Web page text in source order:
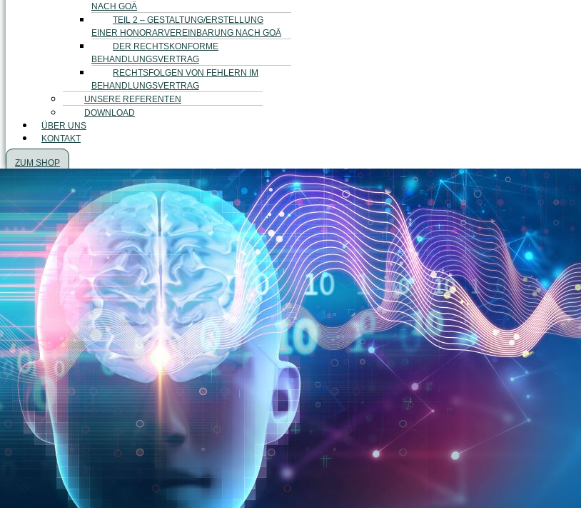
NACH GOÄ
TEIL 2 – GESTALTUNG/ERSTELLUNG
EINER HONORARVEREINBARUNG NACH GOÄ
DER RECHTSKONFORME
BEHANDLUNGSVERTRAG
RECHTSFOLGEN VON FEHLERN IM
BEHANDLUNGSVERTRAG
UNSERE REFERENTEN
DOWNLOAD
ÜBER UNS
KONTAKT
ZUM SHOP